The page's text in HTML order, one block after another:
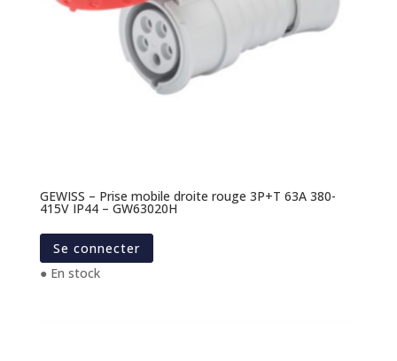
GEWISS – Prise mobile droite rouge 3P+T 63A 380-
415V IP44 – GW63020H
Se connecter
● En stock